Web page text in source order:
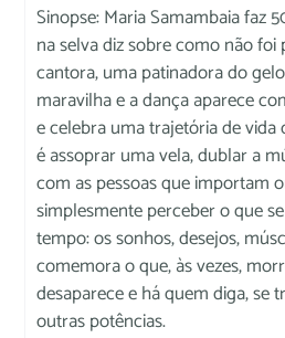
Sinopse: Maria Samambaia faz
na selva diz sobre como não
cantora, uma patinadora do
maravilha e a dança aparece
e celebra uma trajetória de vida
é assoprar uma vela, dublar a
com as pessoas que importam
simplesmente perceber o que
tempo: os sonhos, desejos,
comemora o que, às vezes,
desaparece e há quem diga, se
outras potências.